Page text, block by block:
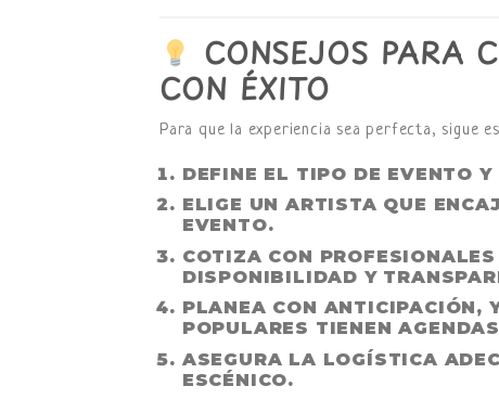
CONSEJOS PARA
CON ÉXITO
Para que la experiencia sea perfecta, sigue
DEFINE EL TIPO DE EVENTO Y
ELIGE UN ARTISTA QUE
EVENTO.
COTIZA CON PROFESIONALES
DISPONIBILIDAD Y
PLANEA CON ANTICIPACIÓN,
POPULARES TIENEN
ASEGURA LA LOGÍSTICA
ESCÉNICO.